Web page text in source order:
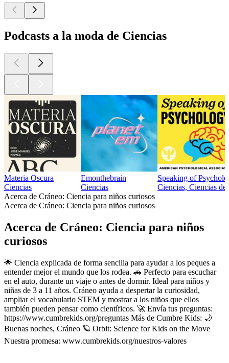
Podcasts a la moda de Ciencias
Materia Oscura
Ciencias
Emonthebrain
Ciencias
Speaking of
Ciencias, Ciencias
Acerca de Cráneo: Ciencia para niños curiosos
Acerca de Cráneo: Ciencia para niños curiosos
Acerca de Cráneo: Ciencia para niños
curiosos
🌟 Ciencia explicada de forma sencilla para ayudar a los peques a
entender mejor el mundo que los rodea. 🚗 Perfecto para escuchar
en el auto, durante un viaje o antes de dormir. Ideal para niños y
niñas de 3 a 11 años. Cráneo ayuda a despertar la curiosidad,
ampliar el vocabulario STEM y mostrar a los niños que ellos
también pueden pensar como científicos. 🚀 Envía tus preguntas:
https://www.cumbrekids.org/preguntas Más de Cumbre Kids: 🌙
Buenas noches, Cráneo 🪐 Orbit: Science for Kids on the Move
Nuestra promesa: www.cumbrekids.org/nuestros-valores